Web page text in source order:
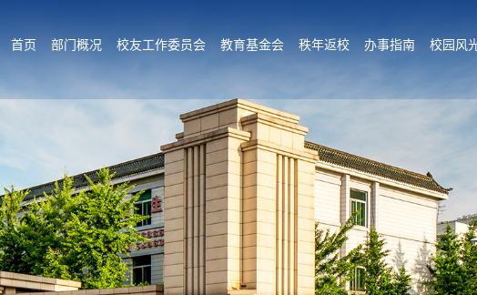
首页 部门概况 校友工作委员会 教育基金会 秩年返校 办事指南 校园风